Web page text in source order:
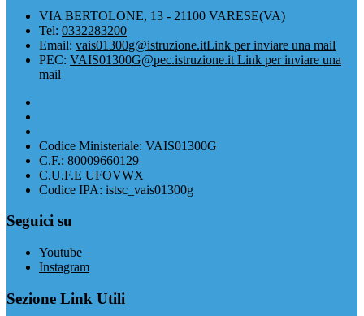
VIA BERTOLONE, 13 - 21100 VARESE(VA)
Tel: 0332283200
Email: vais01300g@istruzione.itLink per inviare una mail
PEC: VAIS01300G@pec.istruzione.it Link per inviare una
mail
Codice Ministeriale: VAIS01300G
C.F.: 80009660129
C.U.F.E UFOVWX
Codice IPA: istsc_vais01300g
Seguici su
Youtube
Instagram
Sezione Link Utili